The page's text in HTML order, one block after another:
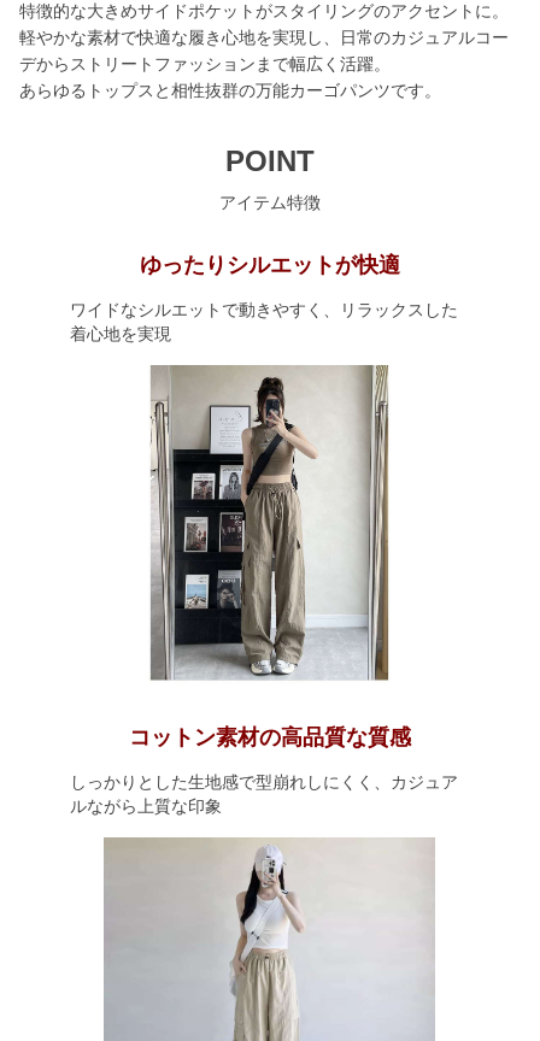
特徴的な大きめサイドポケットがスタイリングのアクセントに。
軽やかな素材で快適な履き心地を実現し、日常のカジュアルコー
デからストリートファッションまで幅広く活躍。
あらゆるトップスと相性抜群の万能カーゴパンツです。
POINT
アイテム特徴
ゆったりシルエットが快適
ワイドなシルエットで動きやすく、リラックスした
着心地を実現
コットン素材の高品質な質感
しっかりとした生地感で型崩れしにくく、カジュア
ルながら上質な印象